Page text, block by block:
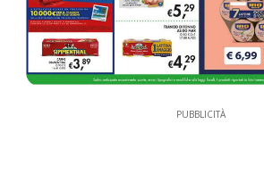
PUBBLICITÀ